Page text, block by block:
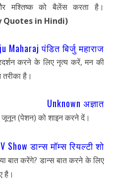
मश्तिष्क को बैलेंस करता है।
Quotes in Hindi)
Maharaj पंडित बिर्जु महाराज
करने के लिए नृत्य करें, मन की
है।
Unknown अज्ञात
(पेशन) को शाइन करने दें।
Show डान्स मॉम्स रियल्टी शो
बात करेंगे? डान्स बात करने के लिए
है।